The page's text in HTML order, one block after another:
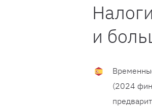
и
(2024